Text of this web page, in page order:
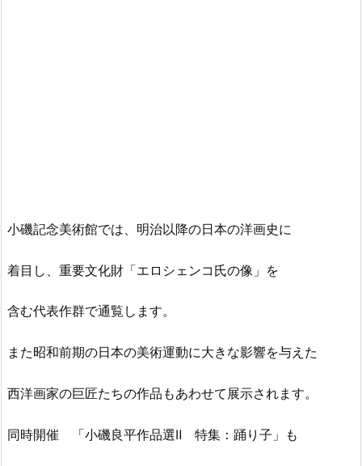
小磯記念美術館では、明治以降の日本の洋画史に
着目し、重要文化財「エロシェンコ氏の像」を
含む代表作群で通覧します。
また昭和前期の日本の美術運動に大きな影響を与えた
西洋画家の巨匠たちの作品もあわせて展示されます。
同時開催 「小磯良平作品選Ⅱ 特集：踊り子」も